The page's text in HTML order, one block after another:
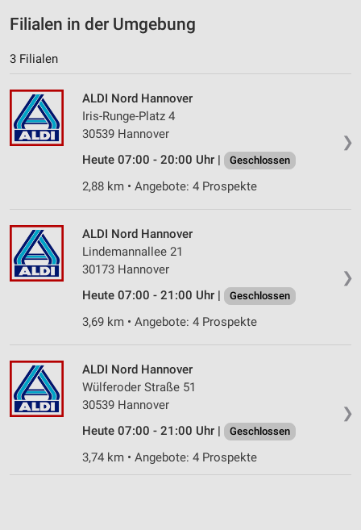
Filialen in der Umgebung
3 Filialen
❯
ALDI Nord Hannover
Iris-Runge-Platz 4
30539 Hannover
Heute 07:00 - 20:00 Uhr |
Geschlossen
2,88 km • Angebote: 4 Prospekte
❯
ALDI Nord Hannover
Lindemannallee 21
30173 Hannover
Heute 07:00 - 21:00 Uhr |
Geschlossen
3,69 km • Angebote: 4 Prospekte
❯
ALDI Nord Hannover
Wülferoder Straße 51
30539 Hannover
Heute 07:00 - 21:00 Uhr |
Geschlossen
3,74 km • Angebote: 4 Prospekte